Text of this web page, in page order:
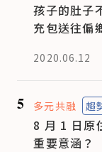
孩子的肚子
充包送往偏
2020.06.12
5 多元共融 趨
8 月 1 日原
重要意涵？